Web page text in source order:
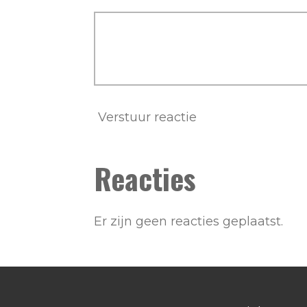
Verstuur reactie
Reacties
Er zijn geen reacties geplaatst.